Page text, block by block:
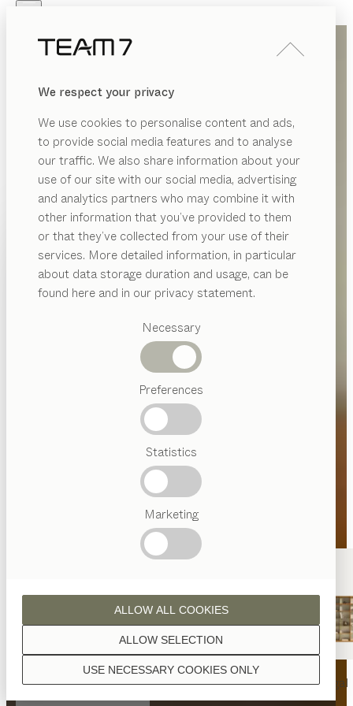
We respect your privacy
We use cookies to personalise content and ads,
to provide social media features and to analyse
our traffic. We also share information about your
use of our site with our social media, advertising
and analytics partners who may combine it with
other information that you’ve provided to them
or that they’ve collected from your use of their
services. More detailed information, in particular
about data storage duration and usage, can be
found here and in our privacy statement.
Necessary
Preferences
Statistics
Marketing
USE NECESSARY COOKIES ONLY
ALLOW SELECTION
ALLOW ALL COOKIES
PRODUKTE
INSPIRATION
HÄNDLER
Vorgeschlagene
Kategorien
Österreichisches
Handwerk
nyaTisch nyaStuhl filignoRegal
PRODUKTE
INSPIRATION
ÜBER UNS